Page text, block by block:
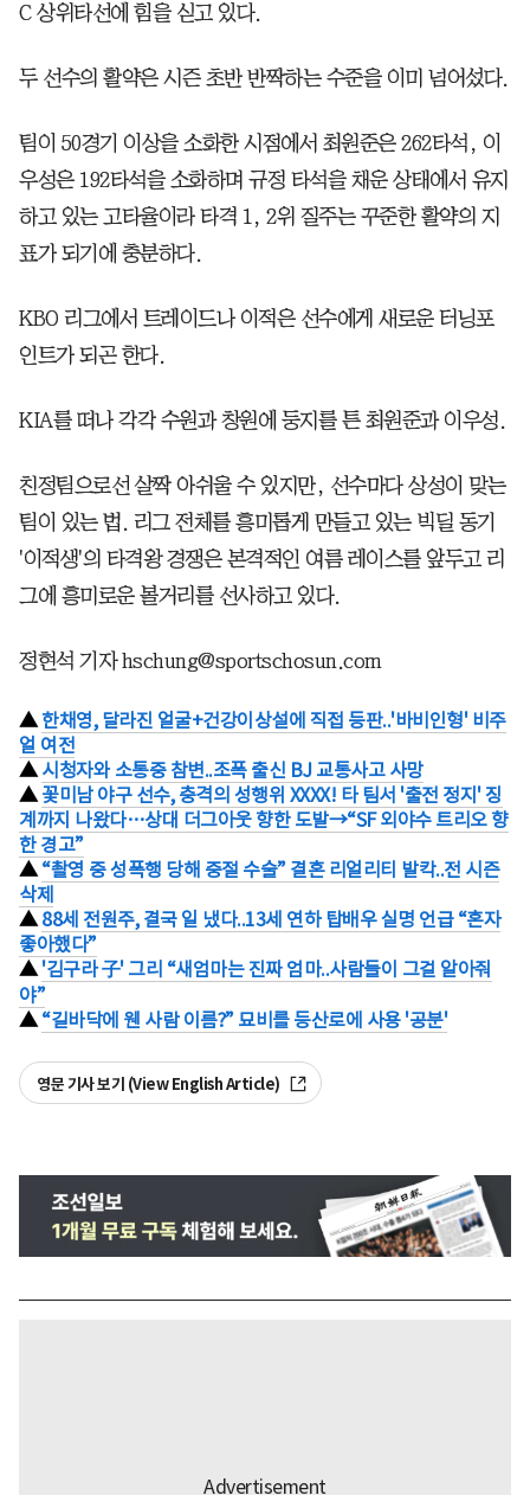
C 상위타선에 힘을 싣고 있다.
두 선수의 활약은 시즌 초반 반짝하는 수준을 이미 넘어섰다.
팀이 50경기 이상을 소화한 시점에서 최원준은 262타석, 이
우성은 192타석을 소화하며 규정 타석을 채운 상태에서 유지
하고 있는 고타율이라 타격 1, 2위 질주는 꾸준한 활약의 지
표가 되기에 충분하다.
KBO 리그에서 트레이드나 이적은 선수에게 새로운 터닝포
인트가 되곤 한다.
KIA를 떠나 각각 수원과 창원에 둥지를 튼 최원준과 이우성.
친정팀으로선 살짝 아쉬울 수 있지만, 선수마다 상성이 맞는
팀이 있는 법. 리그 전체를 흥미롭게 만들고 있는 빅딜 동기
'이적생'의 타격왕 경쟁은 본격적인 여름 레이스를 앞두고 리
그에 흥미로운 볼거리를 선사하고 있다.
정현석 기자 hschung@sportschosun.com
▲한채영, 달라진 얼굴+건강이상설에 직접 등판..'바비인형' 비주
얼 여전
▲ 시청자와 소통중 참변..조폭 출신 BJ 교통사고 사망
▲ 꽃미남 야구 선수, 충격의 성행위 XXXX! 타 팀서 '출전 정지' 징
계까지 나왔다…상대 더그아웃 향한 도발→“SF 외야수 트리오 향
한 경고”
▲ “촬영 중 성폭행 당해 중절 수술” 결혼 리얼리티 발칵..전 시즌
삭제
▲ 88세 전원주, 결국 일 냈다..13세 연하 탑배우 실명 언급 “혼자
좋아했다”
▲ '김구라 子' 그리 “새엄마는 진짜 엄마..사람들이 그걸 알아줘
야”
▲ “길바닥에 웬 사람 이름?” 묘비를 등산로에 사용 '공분'
영문 기사 보기 (View English Article)